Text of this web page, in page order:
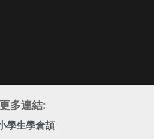
更多連結:
學生學倉頡